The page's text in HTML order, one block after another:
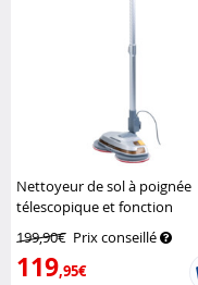
Nettoyeur de sol à poignée
télescopique et fonction
pulvérisation FPM-700Sichler
Haushaltsgeräte
199,90€ Prix conseillé
119,95€